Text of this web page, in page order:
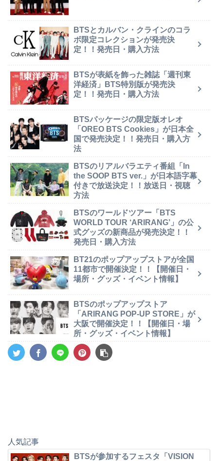
BTSとカルバン・クラインのコラ
ボ限定コレクションが発売決
定！！発売日・購入方法
BTSが表紙を飾った雑誌「週刊東
洋経済」BTS特別版が発売決
定！！発売日・購入方法
BTSパッケージの限定版オレオ
「OREO BTS Cookies」が日本全
国で発売決定！！発売日・購入方
法
BTSのリアルバラエティ番組「In
the SOOP BTS ver.」が日本語字幕
付きで放送決定！！放送日・視聴
方法
BTSのワールドツアー「BTS
WORLD TOUR ‘ARIRANG’」の公
式グッズの新商品が発売決定！！
発売日・購入方法
BT21のポップアップストアが全国
11都市で開催決定！！【開催日・
場所・グッズ・イベント情報】
BTSのポップアップストア
「ARIRANG POP-UP STORE」が
大阪で開催決定！！【開催日・場
所・グッズ・イベント情報】
人気記事
BTSが参加するフェスタ「VISION